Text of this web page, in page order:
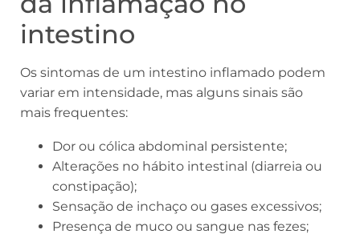
intestino
Os sintomas de um intestino inflamado podem
variar em intensidade, mas alguns sinais são
mais frequentes:
Dor ou cólica abdominal persistente;
Alterações no hábito intestinal (diarreia ou
constipação);
Sensação de inchaço ou gases excessivos;
Presença de muco ou sangue nas fezes;